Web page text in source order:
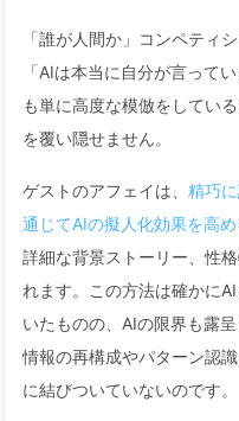
「誰が人間か」コンペティ
「AIは本当に自分が言って
も単に高度な模倣をしてい
を覆い隠せません。
ゲストのアフェイは、 精巧
通じてAIの擬人化効果を高
詳細な背景ストーリー、性
れます。この方法は確かに
いたものの、AIの限界も露
情報の再構成やパターン認
に結びついていないのです。